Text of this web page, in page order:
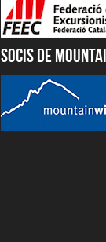
Socis de